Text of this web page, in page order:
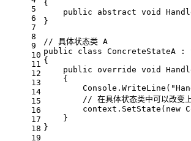
5
6
7
8
9
10
11
12
13
14
15
16
17
18
19
{
public
abstract void
}
// 具体状态类 A
public
class ConcreteStateA :
{
public override void
    {
        Console.WriteLine(
// 在具体状态类中可以改变
        context.SetState(
new
    }
}